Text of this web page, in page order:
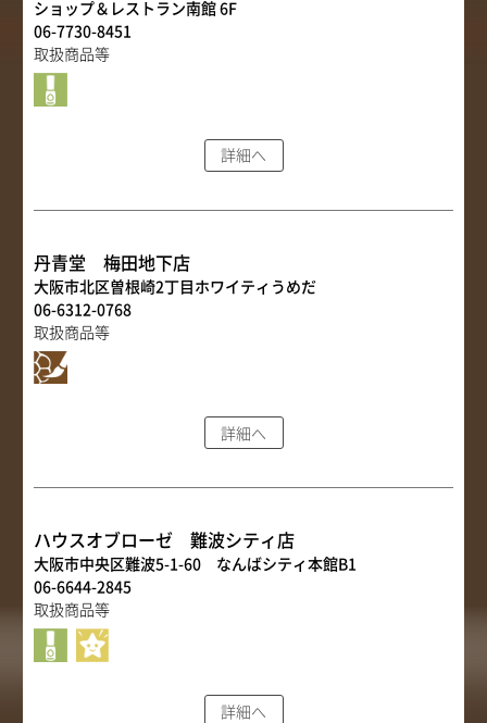
ショップ＆レストラン南館 6F
06-7730-8451
取扱商品等
詳細へ
丹青堂 梅田地下店
大阪市北区曽根崎2丁目ホワイティうめだ
06-6312-0768
取扱商品等
詳細へ
ハウスオブローゼ 難波シティ店
大阪市中央区難波5-1-60 なんばシティ本館B1
06-6644-2845
取扱商品等
詳細へ